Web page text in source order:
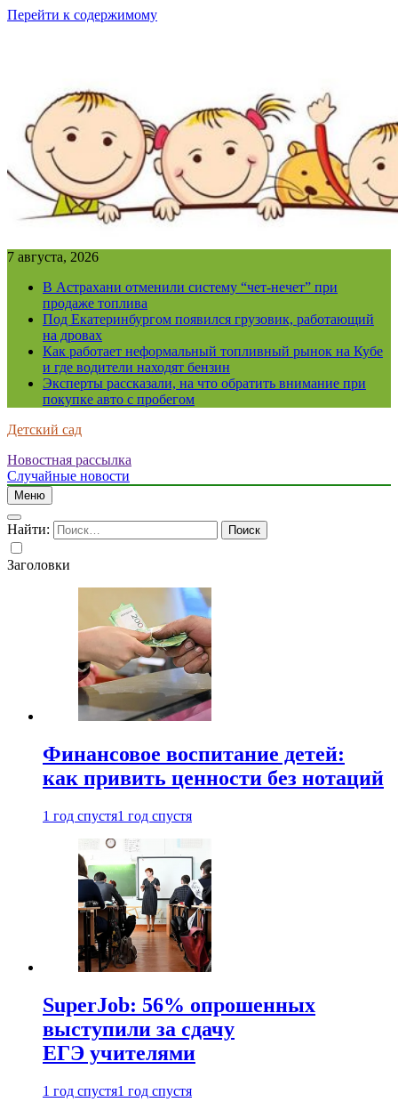
Перейти к содержимому
7 августа, 2026
В Астрахани отменили систему “чет-нечет” при
продаже топлива
Под Екатеринбургом появился грузовик, работающий
на дровах
Как работает неформальный топливный рынок на Кубе
и где водители находят бензин
Эксперты рассказали, на что обратить внимание при
покупке авто с пробегом
Детский сад
Новостная рассылка
Случайные новости
Меню
Найти:
Заголовки
Финансовое воспитание детей:
как привить ценности без нотаций
1 год спустя1 год спустя
SuperJob: 56% опрошенных
выступили за сдачу
ЕГЭ учителями
1 год спустя1 год спустя